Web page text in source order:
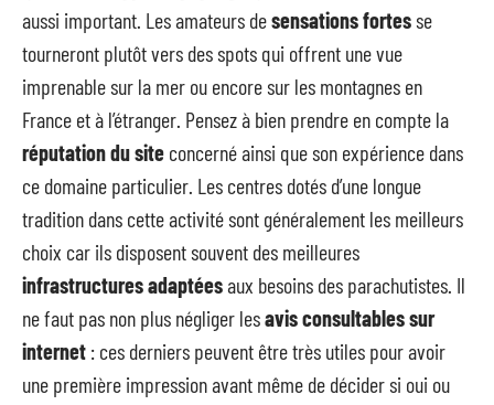
aussi important. Les amateurs desensations fortesse
tourneront plutôt vers des spots qui offrent une vue
imprenable sur la mer ou encore sur les montagnes en
France et à l’étranger. Pensez à bien prendre en compte la
réputation du site concerné ainsi que son expérience dans
ce domaine particulier. Les centres dotés d’une longue
tradition dans cette activité sont généralement les meilleurs
choix car ils disposent souvent des meilleures
infrastructures adaptéesaux besoins des parachutistes. Il
ne faut pas non plus négliger lesavis consultables sur
internet : ces derniers peuvent être très utiles pour avoir
une première impression avant même de décider si oui ou